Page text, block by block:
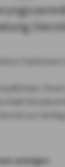
anzeigen